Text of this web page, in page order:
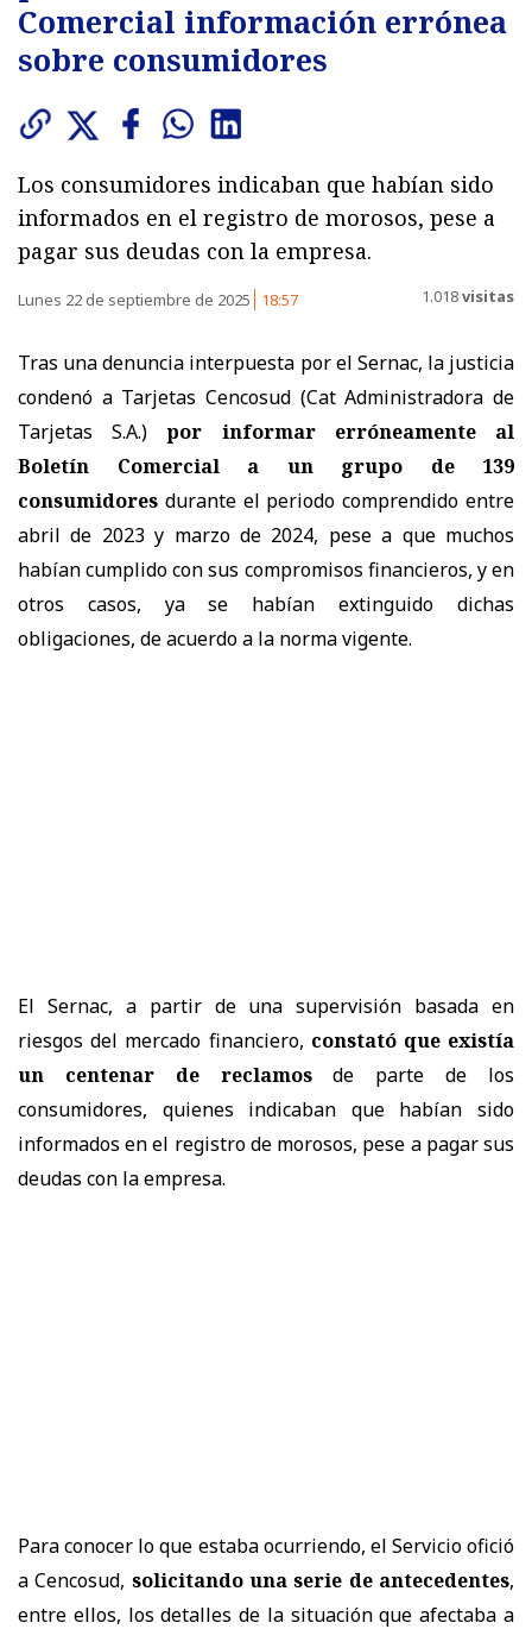
Comercial información errónea
sobre consumidores
Los consumidores indicaban que habían sido
informados en el registro de morosos, pese a
pagar sus deudas con la empresa.
Lunes 22 de septiembre de 2025 18:57 1.018visitas
Tras una denuncia interpuesta por el Sernac, la justicia
condenó a Tarjetas Cencosud (Cat Administradora de
Tarjetas S.A.)por informar erróneamente al
Boletín Comercial a un grupo de 139
consumidores durante el periodo comprendido entre
abril de 2023 y marzo de 2024, pese a que muchos
habían cumplido con sus compromisos financieros, y en
otros casos, ya se habían extinguido dichas
obligaciones, de acuerdo a la norma vigente.
El Sernac, a partir de una supervisión basada en
riesgos del mercado financiero, constató que existía
un centenar de reclamosde parte de los
consumidores, quienes indicaban que habían sido
informados en el registro de morosos, pese a pagar sus
deudas con la empresa.
Para conocer lo que estaba ocurriendo, el Servicio ofició
a Cencosud, solicitando una serie de antecedentes,
entre ellos, los detalles de la situación que afectaba a